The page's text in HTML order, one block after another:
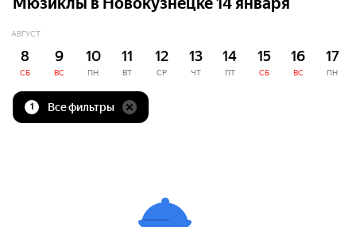
АВГУСТ
8
СБ
9
ВС
10
ПН
11
ВТ
12
СР
13
ЧТ
14
ПТ
15
СБ
16
ВС
17
ПН
1 Все фильтры